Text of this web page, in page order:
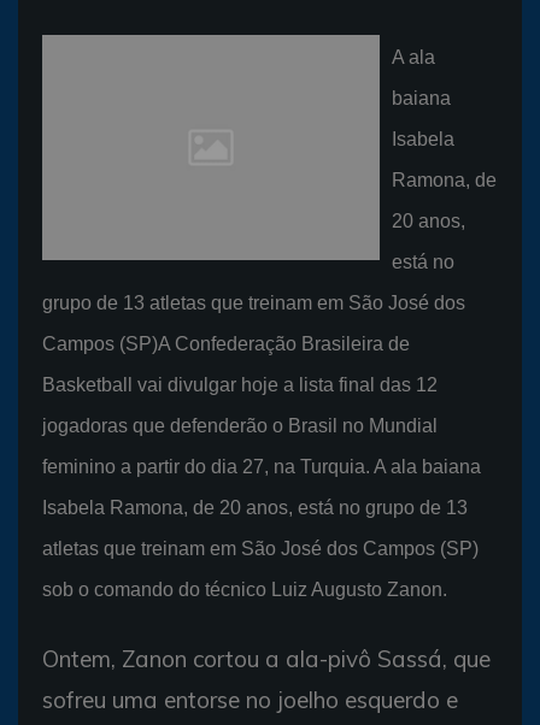
A ala
baiana
Isabela
Ramona, de
20 anos,
está no
grupo de 13 atletas que treinam em São José dos
Campos (SP)A Confederação Brasileira de
Basketball vai divulgar hoje a lista final das 12
jogadoras que defenderão o Brasil no Mundial
feminino a partir do dia 27, na Turquia. A ala baiana
Isabela Ramona, de 20 anos, está no grupo de 13
atletas que treinam em São José dos Campos (SP)
sob o comando do técnico Luiz Augusto Zanon.
Ontem, Zanon cortou a ala-pivô Sassá, que
sofreu uma entorse no joelho esquerdo e